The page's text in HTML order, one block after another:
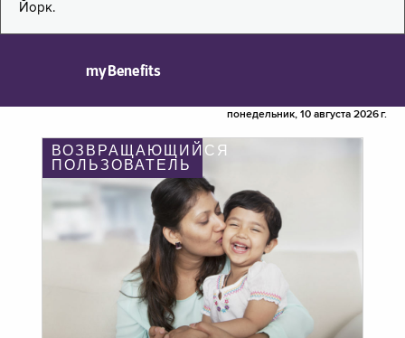
Йорк.
myBenefits
понедельник, 10 августа 2026 г.
ВОЗВРАЩАЮЩИЙСЯ
ПОЛЬЗОВАТЕЛЬ